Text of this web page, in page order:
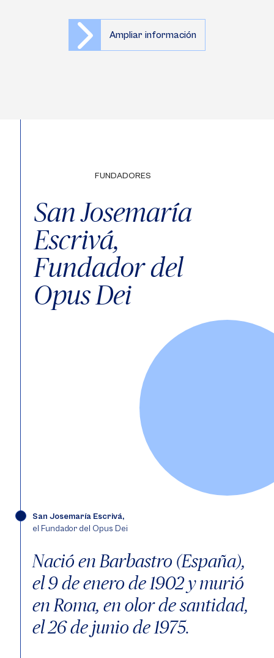
Ampliar información
FUNDADORES
San Josemaría
Escrivá,
Fundador del
Opus Dei
San Josemaría Escrivá,
el Fundador del Opus Dei
Nació en Barbastro (España),
el 9 de enero de 1902 y murió
en Roma, en olor de santidad,
el 26 de junio de 1975.